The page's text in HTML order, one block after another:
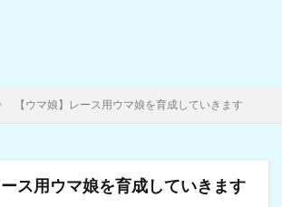
【ウマ娘】レース用ウマ娘を育成していきます
ース用ウマ娘を育成していきます